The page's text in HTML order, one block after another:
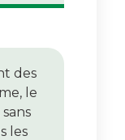
des
le
les